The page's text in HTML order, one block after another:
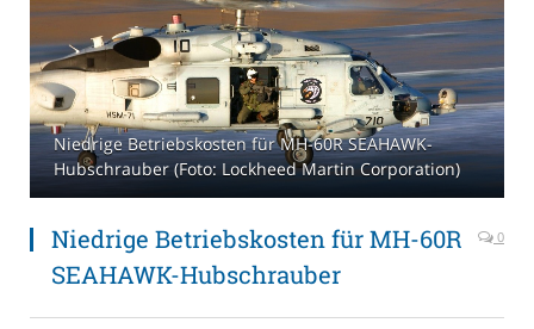
Niedrige Betriebskosten für MH-60R SEAHAWK-
Hubschrauber (Foto: Lockheed Martin Corporation)
Niedrige Betriebskosten für MH-60R
SEAHAWK-Hubschrauber
0